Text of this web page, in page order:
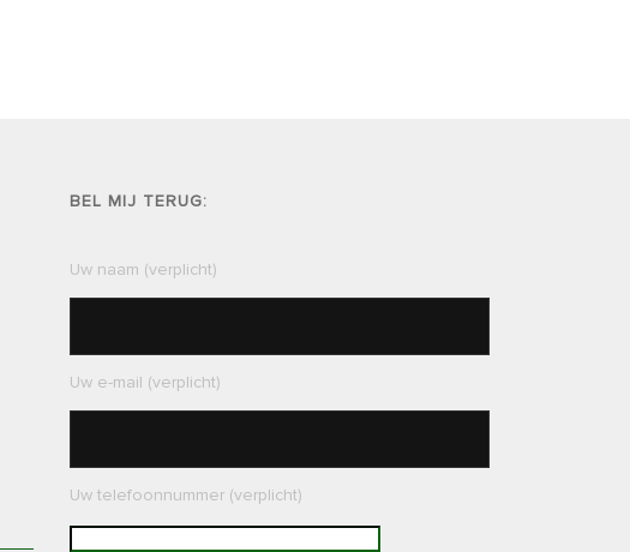
BEL MIJ TERUG:
Uw naam (verplicht)
Uw e-mail (verplicht)
Uw telefoonnummer (verplicht)